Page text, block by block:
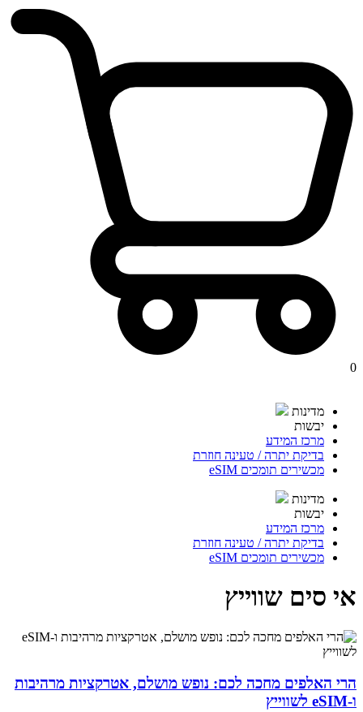
0
מדינות
יבשות
מרכז המידע
בדיקת יתרה / טעינה חוזרת
מכשירים תומכים eSIM
מדינות
יבשות
מרכז המידע
בדיקת יתרה / טעינה חוזרת
מכשירים תומכים eSIM
אי סים שווייץ
הרי האלפים מחכה לכם: נופש מושלם, אטרקציות מרהיבות
ו-eSIM לשווייץ